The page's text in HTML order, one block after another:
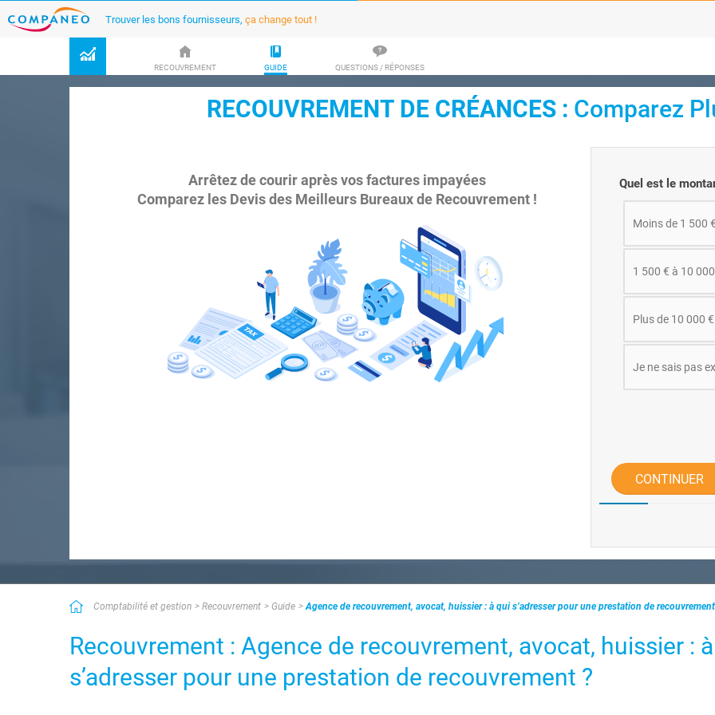
Trouver les bons fournisseurs, ça change tout !
RECOUVREMENT GUIDE QUESTIONS / RÉPONSES
RECOUVREMENT DE CRÉANCES : Comparez
Arrêtez de courir après vos factures impayées
Comparez les Devis des Meilleurs Bureaux de Recouvrement !
Quel est le
Moins de 1 500
1 500 € à 10
Plus de 10 000 €
Je ne sais pas
CONTINUER
Comptabilité et gestion Recouvrement Guide Agence de recouvrement, avocat, huissier : à qui s’adresser pour une prestation de
Recouvrement : Agence de recouvrement, avocat, huissier :
s’adresser pour une prestation de recouvrement ?